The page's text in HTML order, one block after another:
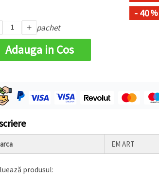
- 40%
pachet
Adauga in Cos
EM ART
produsul: